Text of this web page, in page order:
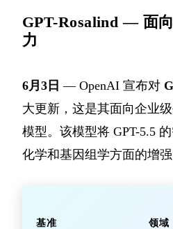
GPT-Rosalind — 面
力
6月3日 — OpenAI 宣布对
大更新，这是其面向企业
模型。该模型将 GPT-5.5
化学和基因组学方面的增强
基准 领域